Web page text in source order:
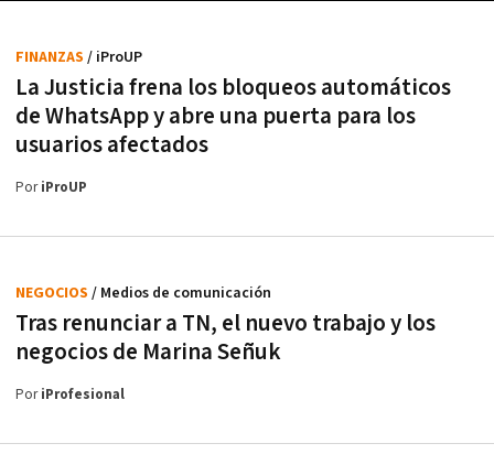
La Justicia frena los bloqueos automáticos
de WhatsApp y abre una puerta para los
usuarios afectados
FINANZAS / iProUP
PoriProUP
Tras renunciar a TN, el nuevo trabajo y los
negocios de Marina Señuk
NEGOCIOS / Medios de comunicación
PoriProfesional